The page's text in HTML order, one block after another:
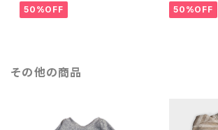
50%OFF 50%OFF
その他の商品